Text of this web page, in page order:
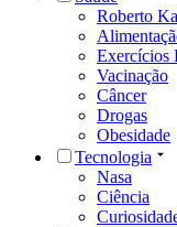
Roberto
Exercícios
Vacinação
Câncer
Drogas
Obesidade
Tecnologia
Nasa
Ciência